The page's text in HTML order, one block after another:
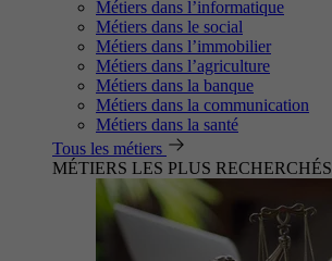
Métiers dans l’informatique
Métiers dans le social
Métiers dans l’immobilier
Métiers dans l’agriculture
Métiers dans la banque
Métiers dans la communication
Métiers dans la santé
Tous les métiers
MÉTIERS LES PLUS RECHERCHÉS